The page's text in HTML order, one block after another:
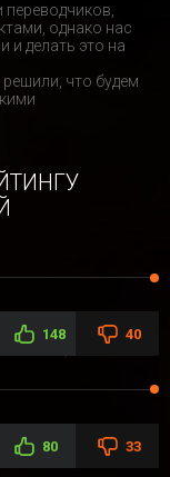
однако нас
и делать это на
что будем
ОЗВУЧКОЙ /
/ ФЭНТЕЗИ
148 40
80 33